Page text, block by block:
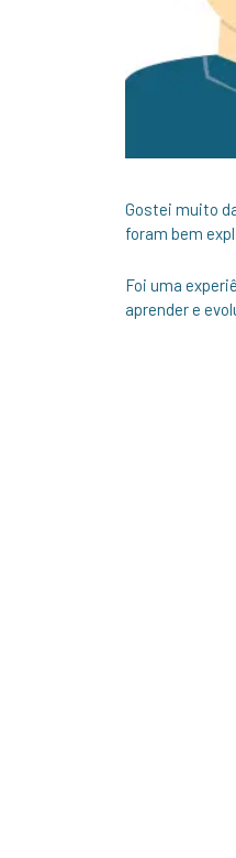
Gostei muito
foram bem
Foi uma
aprender e